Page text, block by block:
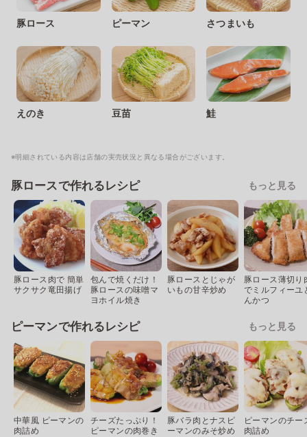
豚ロース ピーマン さつまいも
えのき 豆苗 鮭
※明細されている内容は店舗の実売状況と異なる場合がございます。
豚ロースで作れるレシピ もっと見る
豚ロース肉で 簡単
サクサク竜田揚げ
包んで焼くだけ！
豚ロースの味噌マ
ヨホイル焼き
豚ロースとじゃが
いもの甘辛炒め
豚ロース薄切り
でミルフィーユ
んかつ
ピーマンで作れるレシピ もっと見る
中華風 ピーマンの
肉詰め
チーズたっぷり！
ピーマンの肉巻き
豚バラ肉とナスピ
ーマンのみそ炒め
ピーマンのチー
肉詰め